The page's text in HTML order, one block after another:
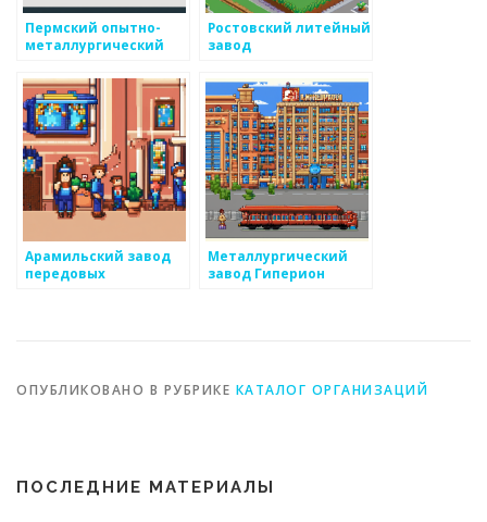
Пермский опытно-
металлургический
завод
Ростовский литейный
завод
Арамильский завод
передовых
Металлургический
завод Гиперион
ОПУБЛИКОВАНО В РУБРИКЕ КАТАЛОГ ОРГАНИЗАЦИЙ
ПОСЛЕДНИЕ МАТЕРИАЛЫ